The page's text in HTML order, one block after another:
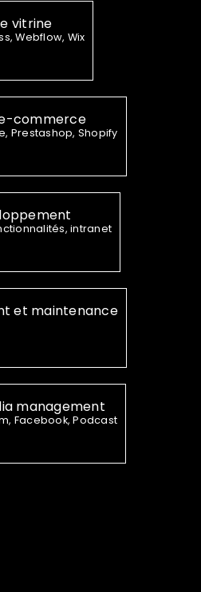
vitrine
Webflow, Wix
commerce
Prestashop, Shopify
intranet
et maintenance
management
Facebook, Podcast